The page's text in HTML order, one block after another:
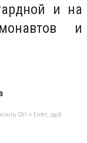
и на
и
Ctrl + Enter, щоб